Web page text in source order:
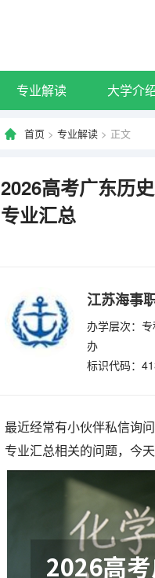
专业解读 大学介
首页 > 专业解读 > 正文
2026高考广东历
专业汇总
江苏海事
办学层次：
办
标识代码：
最近经常有小伙伴私信询
专业汇总相关的问题，今